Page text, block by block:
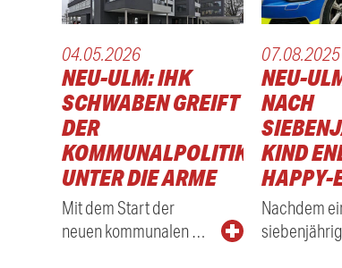
04.05.2026
NEU-ULM: IHK
SCHWABEN GREIFT
DER
KOMMUNALPOLITIK
UNTER DIE ARME
Mit dem Start der
neuen kommunalen …
07.08.2025
NEU-
NACH
KIND
HAPPY-
Nachdem